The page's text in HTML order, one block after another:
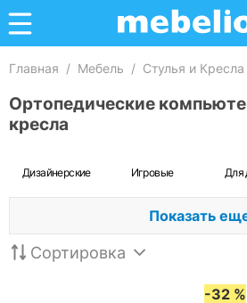
Главная / Мебель / Стулья и Кресла
Ортопедические
кресла
Дизайнерские Игровые Для
Показать
Сортировка
-32 %